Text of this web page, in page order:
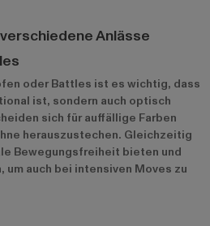
Anlässe
oder Battles ist es wichtig, dass
ist, sondern auch optisch
sich für auffällige Farben
herauszustechen. Gleichzeitig
Bewegungsfreiheit bieten und
auch bei intensiven Moves zu